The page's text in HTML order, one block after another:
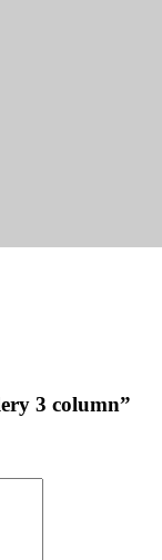
3 column”